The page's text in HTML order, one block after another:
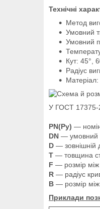
Технічні
Метод
Умовний
Умовний
Кут: 45°,
Радіус
У ГОСТ 17375-
PN(Ру) —
DN — умовний
D — зовнішній
T — товщина
F — розмір між
R — радіус
B — розмір між
Приклади